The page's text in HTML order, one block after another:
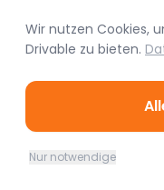
Wir nutzen Cookies,
Drivable zu bieten.
Nur notwendige